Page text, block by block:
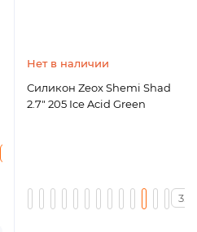
Нет в наличии
Силикон Zeox Shemi Shad
2.7" 205 Ice Acid Green
3.7